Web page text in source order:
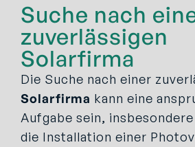
Suche nach
zuverlässigen
Solarfirma
Die Suche nach einer
Solarfirma kann eine
Aufgabe sein,
die Installation einer